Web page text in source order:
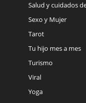
Salud y cuidados
Sexo y Mujer
Tarot
Tu hijo mes a mes
Turismo
Viral
Yoga